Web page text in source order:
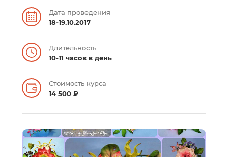
Дата проведения
18-19.10.2017
Длительность
10-11 часов в день
Стоимость курса
14 500 ₽